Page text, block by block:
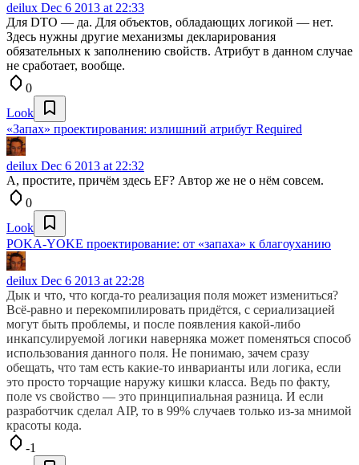
deilux Dec 6 2013 at 22:33
Для DTO — да. Для объектов, обладающих логикой — нет.
Здесь нужны другие механизмы декларирования
обязательных к заполнению свойств. Атрибут в данном случае
не сработает, вообще.
0
Look
«Запах» проектирования: излишний атрибут Required
deilux Dec 6 2013 at 22:32
А, простите, причём здесь EF? Автор же не о нём совсем.
0
Look
POKA-YOKE проектирование: от «запаха» к благоуханию
deilux Dec 6 2013 at 22:28
Дык и что, что когда-то реализация поля может измениться?
Всё-равно и перекомпилировать придётся, с сериализацией
могут быть проблемы, и после появления какой-либо
инкапсулируемой логики наверняка может поменяться способ
использования данного поля. Не понимаю, зачем сразу
обещать, что там есть какие-то инварианты или логика, если
это просто торчащие наружу кишки класса. Ведь по факту,
поле vs свойство — это принципиальная разница. И если
разработчик сделал AIP, то в 99% случаев только из-за мнимой
красоты кода.
-1